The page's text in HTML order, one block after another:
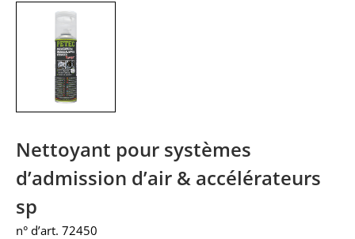
Nettoyant pour systèmes
d’admission d’air & accélérateurs
sp
n° d’art. 72450